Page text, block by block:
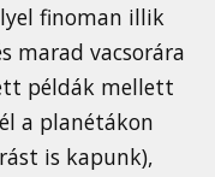
finoman illik
marad vacsorára
példák mellett
a planétákon
is kapunk),